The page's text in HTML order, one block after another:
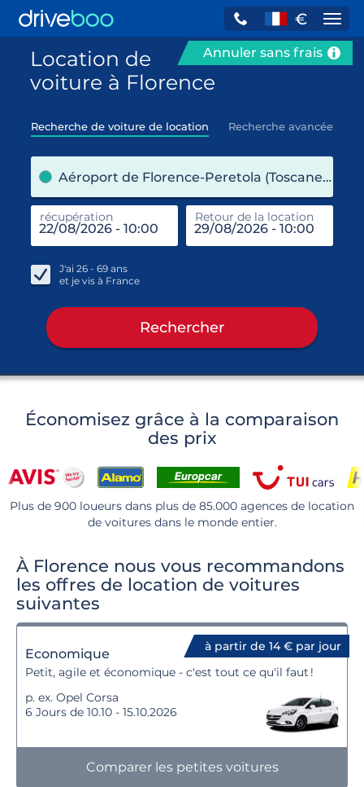
€
Annuler sans frais
Location de
voiture à Florence
Recherche de voiture de location Recherche avancée
Aéroport de Florence-Peretola (Toscane / Italie)
récupération Retour de la location
J'ai 26 - 69 ans
et je vis à France
Rechercher
Économisez grâce à la comparaison
des prix
Plus de 900 loueurs dans plus de 85.000 agences de location
de voitures dans le monde entier.
À Florence nous vous recommandons
les offres de location de voitures
suivantes
à partir de 14 € par jour
Economique
Petit, agile et économique - c'est tout ce qu'il faut !
p. ex. Opel Corsa
6 Jours de 10.10 - 15.10.2026
Comparer les petites voitures